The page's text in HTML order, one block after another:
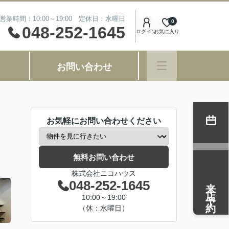
営業時間：10:00～19:00 定休日：水曜日
048-252-1645 ログインお気に入り
0
お問い合わせ
お気軽にお問い合わせください
無料お問い合わせ
株式会社ニコハウス
048-252-1645
10:00～19:00
（休：水曜日）
来店予約